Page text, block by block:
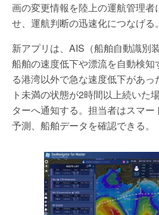
画の変更情報を陸上の運航管理者
せ、運航判断の迅速化につなげる。
新アプリは、AIS（船舶自動識別
船舶の速度低下や漂流を自動検
る港湾以外で急な速度低下があ
ト未満の状態が2時間以上続いた
ターへ通知する。担当者はスマ
予測、船舶データを確認できる。